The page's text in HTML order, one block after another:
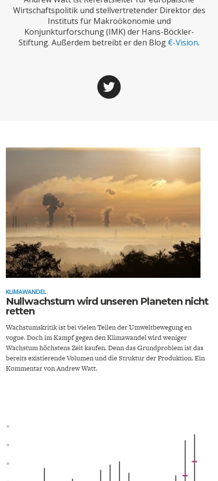
SUCHE
ABO/LOGIN
ECONOMISTS FOR FUTURE
INDUSTRIEPOLITIK
DEUTSCHLAND
ENERGIE & UMWELT
Wirtschaftspolitik und stellvertretender Direktor des
Instituts für Makroökonomie und
Konjunkturforschung (IMK) der Hans-Böckler-
Stiftung. Außerdem betreibt er den Blog €-Vision.
KLIMAWANDEL
Nullwachstum wird unseren Planeten nicht
retten
Wachstumskritik ist bei vielen Teilen der Umweltbewegung en
vogue. Doch im Kampf gegen den Klimawandel wird weniger
Wachstum höchstens Zeit kaufen. Denn das Grundproblem ist das
bereits existierende Volumen und die Struktur der Produktion. Ein
Kommentar von Andrew Watt.